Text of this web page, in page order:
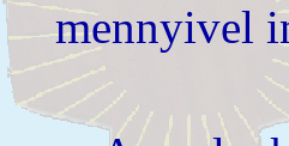
mennyivel